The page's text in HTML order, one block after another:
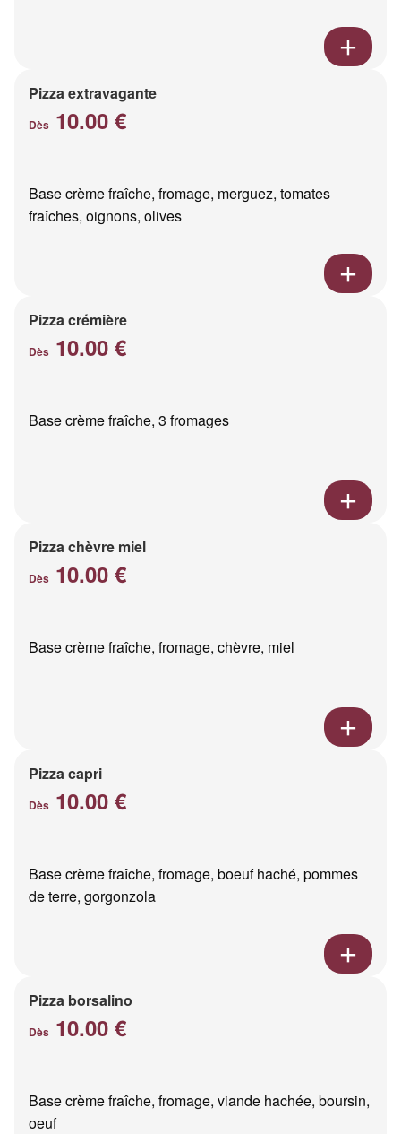
Pizza extravagante
Dès 10.00 €
Base crème fraîche, fromage, merguez, tomates
fraîches, oignons, olives
Pizza crémière
Dès 10.00 €
Base crème fraîche, 3 fromages
Pizza chèvre miel
Dès 10.00 €
Base crème fraîche, fromage, chèvre, miel
Pizza capri
Dès 10.00 €
Base crème fraîche, fromage, boeuf haché, pommes
de terre, gorgonzola
Pizza borsalino
Dès 10.00 €
Base crème fraîche, fromage, viande hachée, boursin,
oeuf